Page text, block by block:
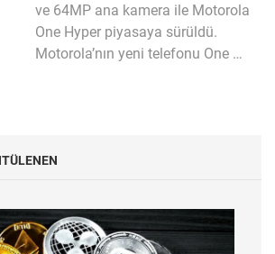
ve 64MP ana kamera ile Motorola
One Hyper piyasaya sürüldü.
Motorola’nın yeni telefonu One …